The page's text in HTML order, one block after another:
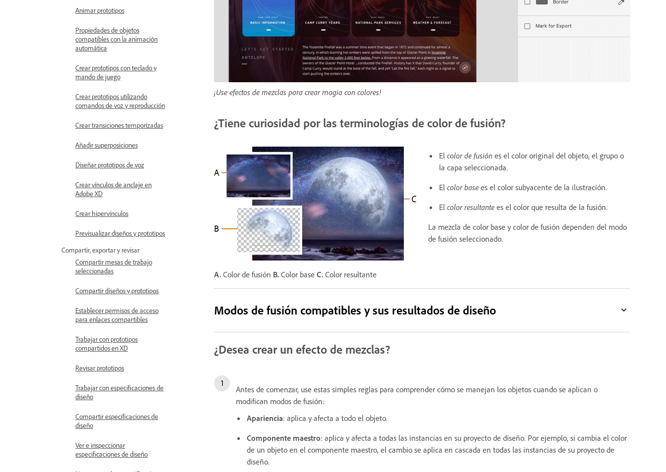
Animar prototipos
Propiedades de objetos
compatibles con la animación
automática
Crear prototipos con teclado y
mando de juego
Crear prototipos utilizando
comandos de voz y reproducción
Crear transiciones temporizadas
Añadir superposiciones
Diseñar prototipos de voz
Crear vínculos de anclaje en
Adobe XD
Crear hipervínculos
Previsualizar diseños y prototipos
Compartir, exportar y revisar
Compartir mesas de trabajo
seleccionadas
Compartir diseños y prototipos
Establecer permisos de acceso
para enlaces compartibles
Trabajar con prototipos
compartidos en XD
Revisar prototipos
Trabajar con especificaciones de
diseño
Compartir especificaciones de
diseño
Ver e inspeccionar
especificaciones de diseño
¡Use efectos de mezclas para crear magia con colores!
¿Tiene curiosidad por las terminologías de color de fusión?
El color de fusión es el color original del objeto, el grupo o
la capa seleccionada.
El color base es el color subyacente de la ilustración.
El color resultante es el color que resulta de la fusión.
La mezcla de color base y color de fusión dependen del modo
de fusión seleccionado.
A. Color de fusión B. Color base C. Color resultante
Modos de fusión compatibles y sus resultados de diseño
¿Desea crear un efecto de mezclas?
Antes de comenzar, use estas simples reglas para comprender cómo se manejan los objetos cuando se aplican o
modifican modos de fusión:
Apariencia: aplica y afecta a todo el objeto.
Componente maestro: aplica y afecta a todas las instancias en su proyecto de diseño. Por ejemplo, si cambia el color
de un objeto en el componente maestro, el cambio se aplica en cascada en todas las instancias de su proyecto de
diseño.